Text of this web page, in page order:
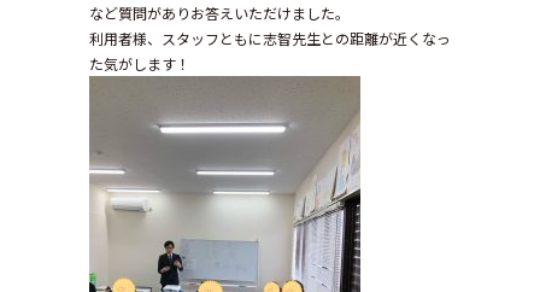
など質問がありお答えいただけました。
利用者様、スタッフともに志智先生との距離が近くなっ
た気がします！